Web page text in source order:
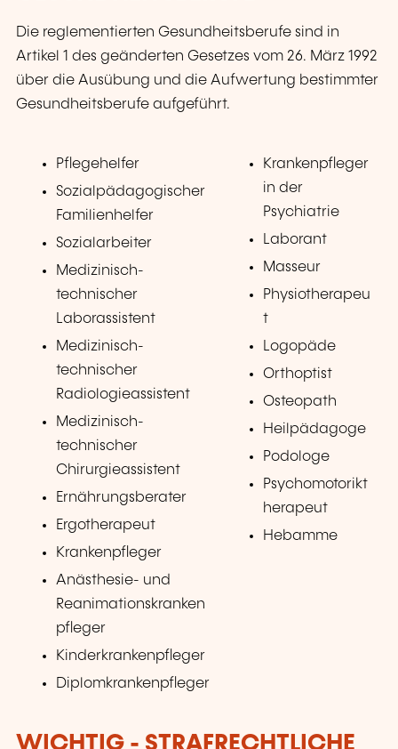
Die reglementierten Gesundheitsberufe sind in
Artikel 1 des geänderten Gesetzes vom 26. März 1992
über die Ausübung und die Aufwertung bestimmter
Gesundheitsberufe aufgeführt.
Pflegehelfer
Sozialpädagogischer
Familienhelfer
Sozialarbeiter
Medizinisch-
technischer
Laborassistent
Medizinisch-
technischer
Radiologieassistent
Medizinisch-
technischer
Chirurgieassistent
Ernährungsberater
Ergotherapeut
Krankenpfleger
Anästhesie- und
Reanimationskranken
pfleger
Kinderkrankenpfleger
Diplomkrankenpfleger
Krankenpfleger
in der
Psychiatrie
Laborant
Masseur
Physiotherapeu
t
Logopäde
Orthoptist
Osteopath
Heilpädagoge
Podologe
Psychomotorikt
herapeut
Hebamme
WICHTIG - STRAFRECHTLICHE